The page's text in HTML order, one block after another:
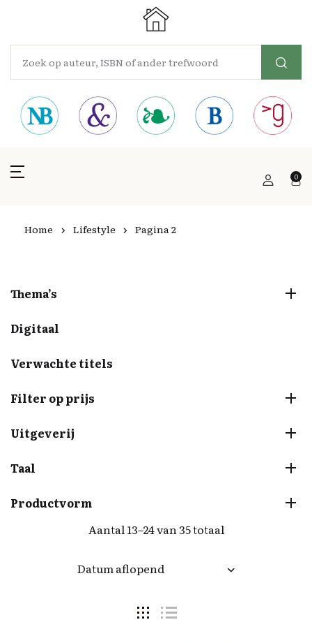
0
Home Lifestyle Pagina 2
Aantal 13–24 van 35 totaal
Datum aflopend
Thema’s
Digitaal
Verwachte titels
Filter op prijs
Uitgeverij
Taal
Productvorm